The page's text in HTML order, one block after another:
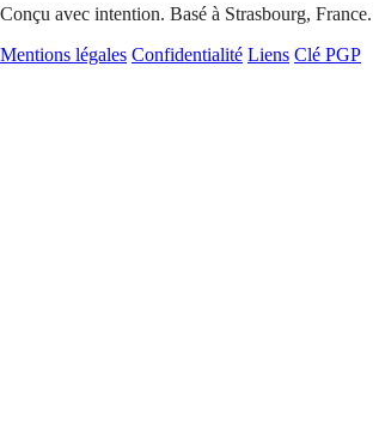
Conçu avec intention. Basé à Strasbourg, France.
Mentions légales Confidentialité Liens Clé PGP